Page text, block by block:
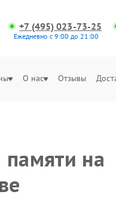
+7 (495) 023-73-25
Ежедневно с 9:00 до 21:00
О нас Отзывы
на